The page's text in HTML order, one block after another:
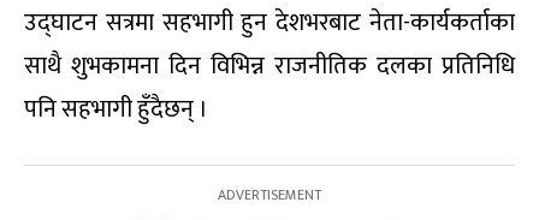
उद्घाटन सत्रमा सहभागी हुन देशभरबाट नेता-कार्यकर्ताका
साथै शुभकामना दिन विभिन्न राजनीतिक दलका प्रतिनिधि
पनि सहभागी हुँदैछन् ।